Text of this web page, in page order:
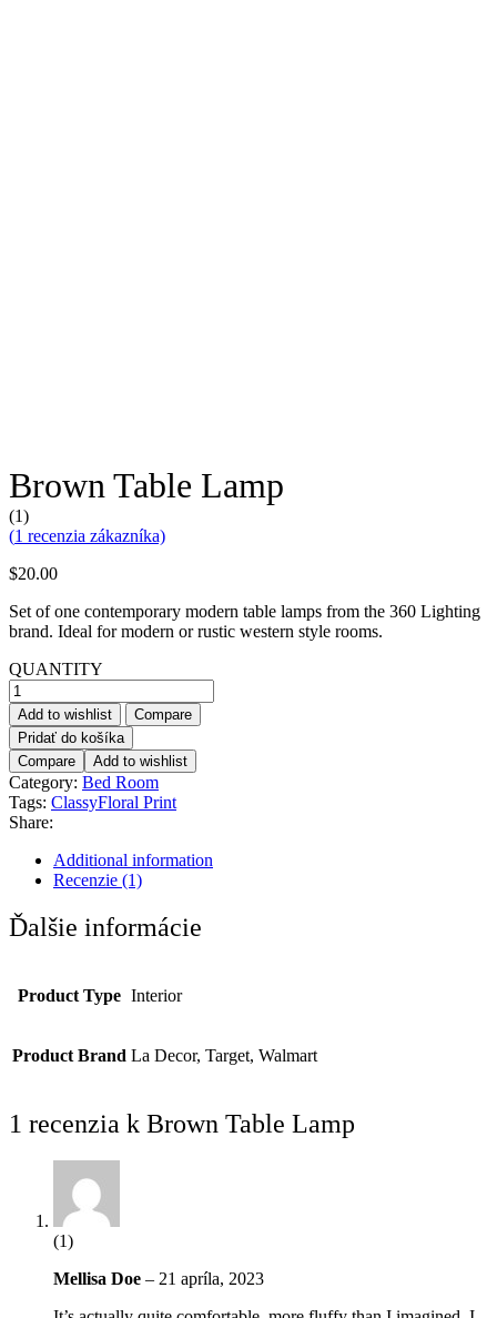
Brown Table Lamp
(1)
(1 recenzia zákazníka)
$20.00
Set of one contemporary modern table lamps from the 360 Lighting
brand. Ideal for modern or rustic western style rooms.
QUANTITY
množstvo
Brown
Table
Lamp
Add to wishlist
Compare
Pridať do košíka
Compare
Add to wishlist
Category: Bed Room
Tags: ClassyFloral Print
Share:
Additional information
Recenzie (1)
Ďalšie informácie
Product Type Interior
Product Brand La Decor, Target, Walmart
1 recenzia k Brown Table Lamp
(1)
Mellisa Doe – 21 apríla, 2023